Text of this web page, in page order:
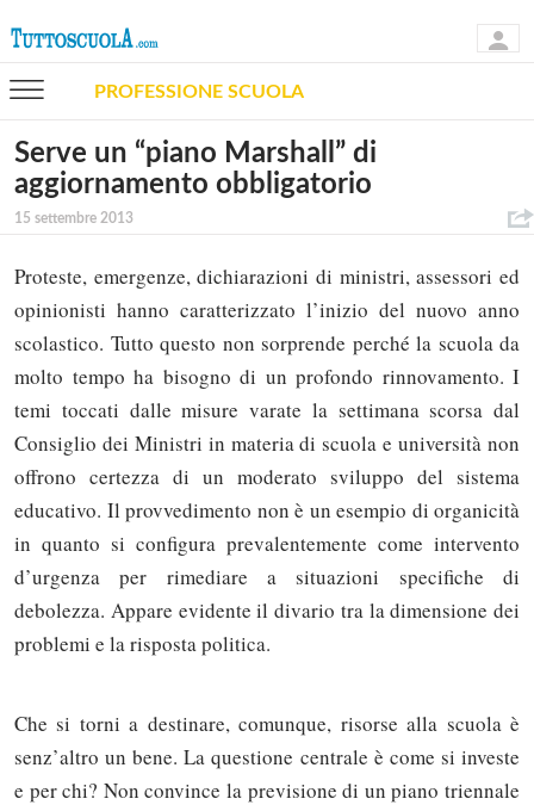
PROFESSIONE SCUOLA
Serve un “piano Marshall” di
aggiornamento obbligatorio
15 settembre 2013
Proteste, emergenze, dichiarazioni di ministri, assessori ed
opinionisti hanno caratterizzato l’inizio del nuovo anno
scolastico. Tutto questo non sorprende perché la scuola da
molto tempo ha bisogno di un profondo rinnovamento. I
temi toccati dalle misure varate la settimana scorsa dal
Consiglio dei Ministri in materia di scuola e università non
offrono certezza di un moderato sviluppo del sistema
educativo. Il provvedimento non è un esempio di organicità
in quanto si configura prevalentemente come intervento
d’urgenza per rimediare a situazioni specifiche di
debolezza. Appare evidente il divario tra la dimensione dei
problemi e la risposta politica.
Che si torni a destinare, comunque, risorse alla scuola è
senz’altro un bene. La questione centrale è come si investe
e per chi? Non convince la previsione di un piano triennale